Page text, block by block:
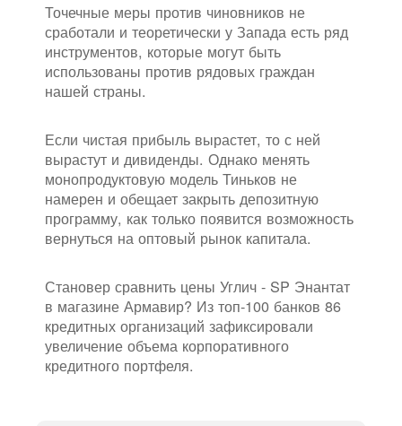
Точечные меры против чиновников не
сработали и теоретически у Запада есть ряд
инструментов, которые могут быть
использованы против рядовых граждан
нашей страны.
Если чистая прибыль вырастет, то с ней
вырастут и дивиденды. Однако менять
монопродуктовую модель Тиньков не
намерен и обещает закрыть депозитную
программу, как только появится возможность
вернуться на оптовый рынок капитала.
Становер сравнить цены Углич - SP Энантат
в магазине Армавир? Из топ-100 банков 86
кредитных организаций зафиксировали
увеличение объема корпоративного
кредитного портфеля.